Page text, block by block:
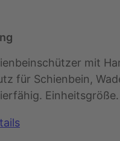
mit
für Schienbein,
Einheitsgröße.